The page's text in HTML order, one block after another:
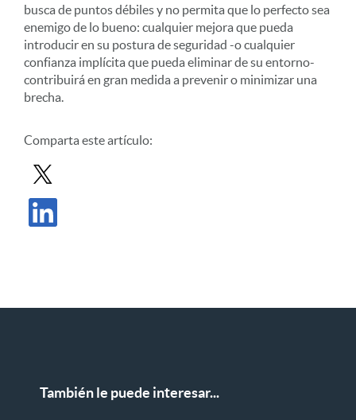
busca de puntos débiles y no permita que lo perfecto sea
enemigo de lo bueno: cualquier mejora que pueda
introducir en su postura de seguridad -o cualquier
confianza implícita que pueda eliminar de su entorno-
contribuirá en gran medida a prevenir o minimizar una
brecha.
Comparta este artículo:
Compartir entrada en X
También le puede interesar...